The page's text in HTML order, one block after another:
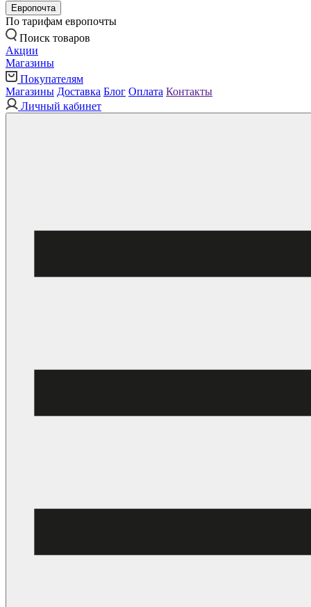
Европочта
По тарифам европочты
Поиск товаров
Акции
Магазины
Покупателям
Магазины Доставка Блог Оплата Контакты
Личный кабинет